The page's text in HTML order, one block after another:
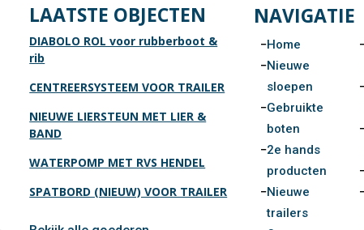
LAATSTE OBJECTEN
DIABOLO ROL voor rubberboot &
rib
CENTREERSYSTEEM VOOR TRAILER
NIEUWE LIERSTEUN MET LIER &
BAND
WATERPOMP MET RVS HENDEL
SPATBORD (NIEUW) VOOR TRAILER
NAVIGATIE
Home
Nieuwe
sloepen
Gebruikte
boten
2e hands
producten
Nieuwe
trailers